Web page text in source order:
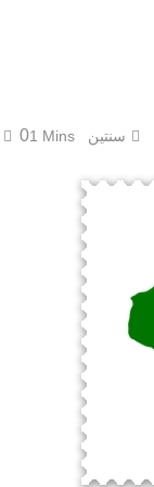
سنتين Ago 01 Mins